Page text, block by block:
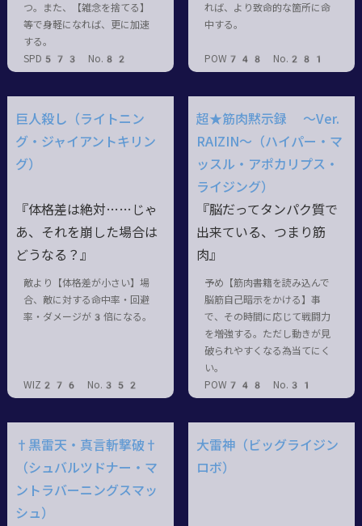
つ。また、【雑念を捨てる】
等で身軽になれば、更に加速
する。
SPD573 No.82
れば、より致命的な箇所に命
中する。
POW748 No.281
巨人殺し（ライトニン
グ・ジャイアントキリン
グ）
『体格差は絶対……じゃ
あ、それを崩した場合は
どうなる？』
敵より【体格差が小さい】場
合、敵に対する命中率・回避
率・ダメージが3倍になる。
WIZ276 No.352
超★筋肉黙示録 ～Ver.
RAIZIN～（ハイパー・マ
ッスル・アポカリプス・
ライジング）
『脳だってタンパク質で
出来ている、つまり筋
肉』
予め【筋肉書籍を読み込んで
脳筋自己暗示をかける】事
で、その時間に応じて戦闘力
を増強する。ただし動きが見
破られやすくなる為当てにく
い。
POW748 No.31
†黒雷天・真言斬撃破†
（シュバルツドナー・マ
ントラバーニングスマッ
シュ）
大雷神（ビッグライジン
ロボ）